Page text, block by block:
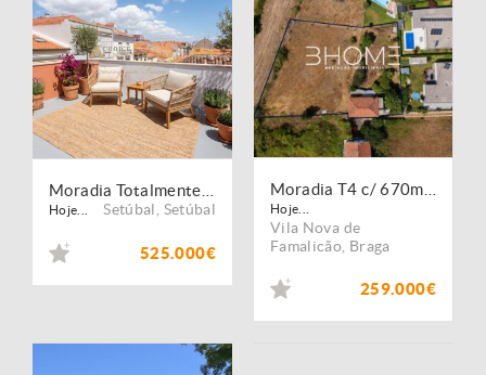
Hoje... Setúbal Setúbal
525.000€
Hoje...
Vila Nova de
Famalicão Braga
259.000€